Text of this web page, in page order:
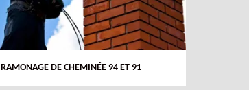
RAMONAGE DE CHEMINÉE 94 ET 91